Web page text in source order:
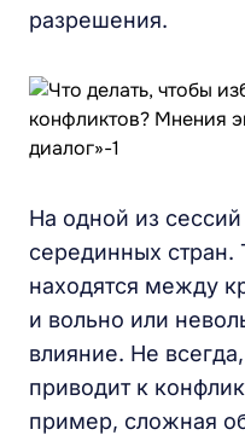
разрешения.
На одной из
серединных стран.
находятся между
и вольно или
влияние. Не
приводит к
пример, сложная